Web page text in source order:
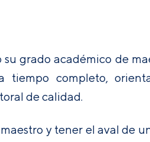
grado académico de
completo,
de calidad.
y tener el aval de